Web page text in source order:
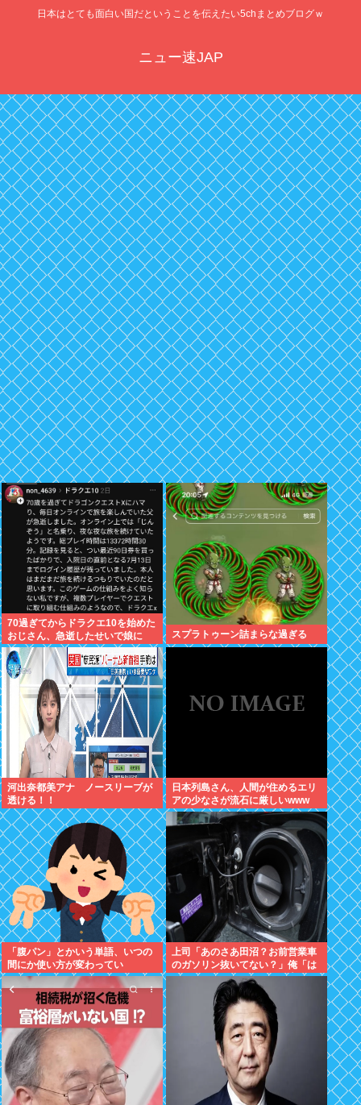
日本はとても面白い国だということを伝えたい5chまとめブログｗ
ニュー速JAP
70過ぎてからドラクエ10を始めた
おじさん、急逝したせいで娘に
色々開示されてしまう
スプラトゥーン詰まらな過ぎる
河出奈都美アナ ノースリーブが
透ける！！
日本列島さん、人間が住めるエリ
アの少なさが流石に厳しいwww
「腹パン」とかいう単語、いつの
間にか使い方が変わってい
た・・・・・
上司「あのさあ田沼？お前営業車
のガソリン抜いてない？」俺「は
ぁ？どういうことすか？」上司
「自分の車に入れ替えたりしてな
い？？」⇒結果ｗｗ